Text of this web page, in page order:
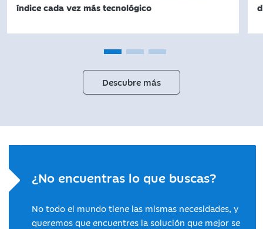
índice cada vez más tecnológico
Descubre más
¿No encuentras lo que buscas?
No todo el mundo tiene las mismas necesidades, y
queremos que encuentres la solución que mejor se